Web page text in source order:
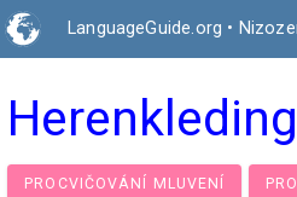
LanguageGuide.org •
Herenkleding